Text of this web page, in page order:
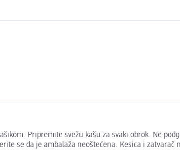
Pripremite svežu kašu za svaki obrok. Ne
se da je ambalaža neoštećena. Kesica i zatvarač